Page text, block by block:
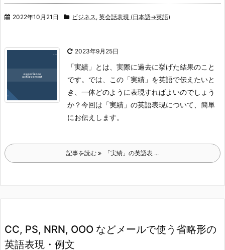
2022年10月21日 ビジネス , 英会話表現 (日本語→英語)
2023年9月25日
「実績」とは、実際に過去に挙げた結果のこと
です。では、この「実績」を英語で伝えたいと
き、一体どのように表現すればよいのでしょう
か？今回は「実績」の英語表現について、簡単
にお伝えします。
記事を読む 「実績」の英語表 ...
CC, PS, NRN, OOO などメールで使う省略形の
英語表現・例文